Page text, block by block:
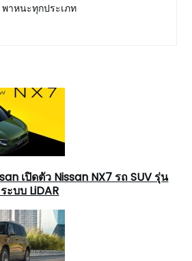
พาหนะทุกประเภท
เปิดตัว Nissan NX7 รถ SUV รุ่น
บบ LiDAR